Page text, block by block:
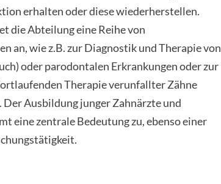
erhalten oder diese wiederherstellen.
die Abteilung eine Reihe von
an, wie z.B. zur Diagnostik und Therapie von
oder parodontalen Erkrankungen oder zur
Therapie verunfallter Zähne
Der Ausbildung junger Zahnärzte und
eine zentrale Bedeutung zu, ebenso einer